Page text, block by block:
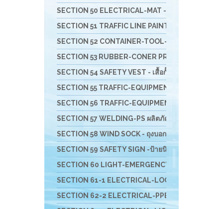
SECTION 50 ELECTRICAL-MAT - แผ่นพื้นยางกันไ
SECTION 51 TRAFFIC LINE PAINTING -งานทาสี ตี
SECTION 52 CONTAINER-TOOL-CUSTO-รถเข็น-
SECTION 53 RUBBER-CONER PROTECTORS - ย
SECTION 54 SAFETY VEST - เสื้อกั๊กจราจร
SECTION 55 TRAFFIC-EQUIPMENT - อุปกรณ์งานจ
SECTION 56 TRAFFIC-EQUIPMENT
SECTION 57 WELDING-PS ผลิตภัณฑ์
SECTION 58 WIND SOCK - ถุงบอกทิศทางลม
SECTION 59 SAFETY SIGN -ป้ายนิรภัย-เครื่องพิมม์
SECTION 60 LIGHT-EMERGENCY-ไฟฉุกเฉินนิรภั
SECTION 61-1 ELECTRICAL-LOCKOUT
SECTION 62-2 ELECTRICAL-PPE &